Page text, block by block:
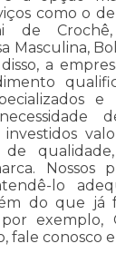
como o
de
Masculina,
a
e
de
Nossos
lo
do que já
exemplo,
fale conosco e